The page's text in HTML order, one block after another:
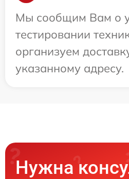
Мы сообщим Вам о
тестировании
организуем
указанному адресу.
Нужна